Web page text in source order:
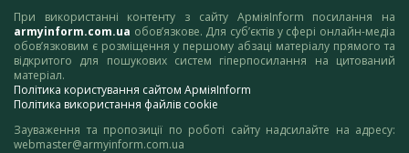
При використанні контенту з сайту АрміяInform посилання на
armyinform.com.ua обов’язкове. Для суб’єктів у сфері онлайн-медіа
обов’язковим є розміщення у першому абзаці матеріалу прямого та
відкритого для пошукових систем гіперпосилання на цитований
матеріал.
Політика користування сайтом АрміяInform
Політика використання файлів cookie
Зауваження та пропозиції по роботі сайту надсилайте на адресу:
webmaster@armyinform.com.ua